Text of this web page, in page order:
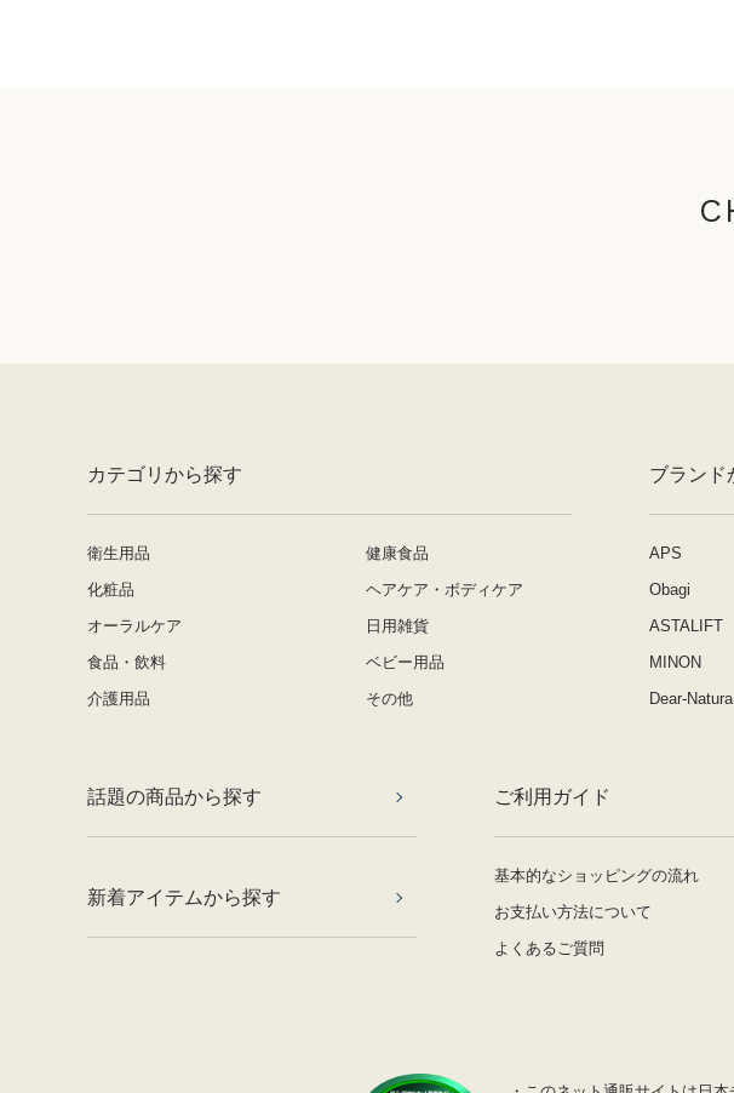
カテゴリから探す
衛生用品
健康食品
化粧品
ヘアケア・ボディケア
オーラルケア
日用雑貨
食品・飲料
ベビー用品
介護用品
その他
ブランド
APS
Obagi
ASTALIFT
MINON
Dear-Natura
話題の商品から探す
新着アイテムから探す
ご利用ガイド
基本的なショッピングの流れ
お支払い方法について
よくあるご質問